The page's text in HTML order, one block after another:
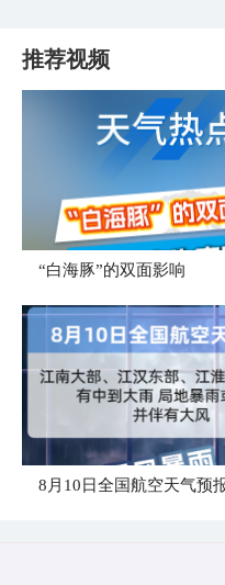
推荐视频
​“白海豚”的双面影响
8月10日全国航空天气预